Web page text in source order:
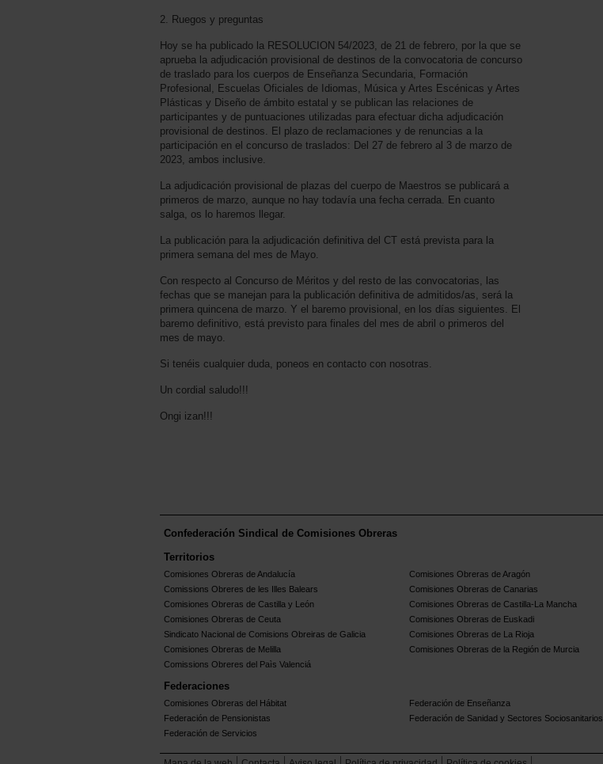
2. Ruegos y preguntas
Hoy se ha publicado la RESOLUCION 54/2023, de 21 de febrero, por la que se
aprueba la adjudicación provisional de destinos de la convocatoria de concurso
de traslado para los cuerpos de Enseñanza Secundaria, Formación
Profesional, Escuelas Oficiales de Idiomas, Música y Artes Escénicas y Artes
Plásticas y Diseño de ámbito estatal y se publican las relaciones de
participantes y de puntuaciones utilizadas para efectuar dicha adjudicación
provisional de destinos. El plazo de reclamaciones y de renuncias a la
participación en el concurso de traslados: Del 27 de febrero al 3 de marzo de
2023, ambos inclusive.
La adjudicación provisional de plazas del cuerpo de Maestros se publicará a
primeros de marzo, aunque no hay todavía una fecha cerrada. En cuanto
salga, os lo haremos llegar.
La publicación para la adjudicación definitiva del CT está prevista para la
primera semana del mes de Mayo.
Con respecto al Concurso de Méritos y del resto de las convocatorias, las
fechas que se manejan para la publicación definitiva de admitidos/as, será la
primera quincena de marzo. Y el baremo provisional, en los días siguientes. El
baremo definitivo, está previsto para finales del mes de abril o primeros del
mes de mayo.
Si tenéis cualquier duda, poneos en contacto con nosotras.
Un cordial saludo!!!
Ongi izan!!!
Confederación Sindical de Comisiones Obreras
Territorios
Comisiones Obreras de Andalucía Comisiones Obreras de Aragón
Comissions Obreres de les Illes Balears
Comisiones Obreras de Canarias
Comisiones Obreras de Castilla y León
Comisiones Obreras de Castilla-La Mancha
Comisiones Obreras de Ceuta
Comisiones Obreras de Euskadi
Sindicato Nacional de Comisions Obreiras de Galicia
Comisiones Obreras de La Rioja
Comisiones Obreras de Melilla
Comisiones Obreras de la Región de Murcia
Comissions Obreres del Paìs Valenciá
Federaciones
Comisiones Obreras del Hábitat Federación de Enseñanza
Federación de Pensionistas
Federación de Sanidad y Sectores Sociosanitarios
Federación de Servicios